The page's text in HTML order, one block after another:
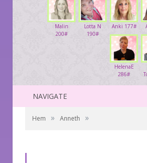
Anki 177#
Lotta N
190#
Malin
200#
HelenaE
286#
NAVIGATE
Hem » Anneth »